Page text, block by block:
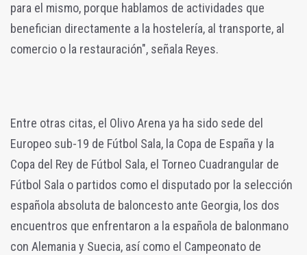
para el mismo, porque hablamos de actividades que
benefician directamente a la hostelería, al transporte, al
comercio o la restauración", señala Reyes.
Entre otras citas, el Olivo Arena ya ha sido sede del
Europeo sub-19 de Fútbol Sala, la Copa de España y la
Copa del Rey de Fútbol Sala, el Torneo Cuadrangular de
Fútbol Sala o partidos como el disputado por la selección
española absoluta de baloncesto ante Georgia, los dos
encuentros que enfrentaron a la española de balonmano
con Alemania y Suecia, así como el Campeonato de